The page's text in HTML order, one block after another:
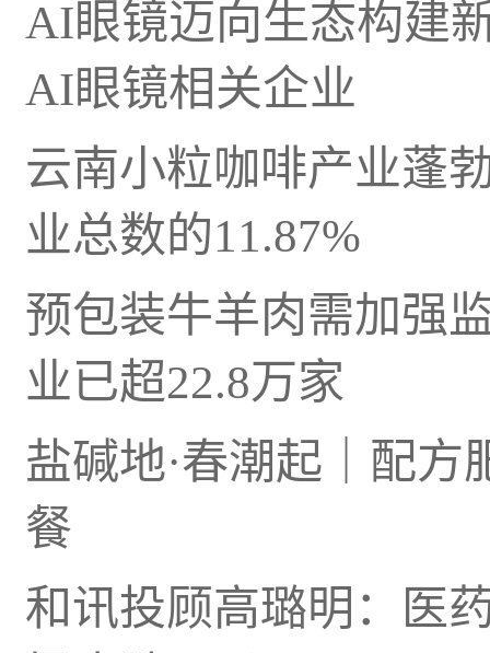
AI眼镜迈向生态构建
AI眼镜相关企业
云南小粒咖啡产业蓬
业总数的11.87%
预包装牛羊肉需加强
业已超22.8万家
盐碱地·春潮起｜配方
餐
和讯投顾高璐明：医